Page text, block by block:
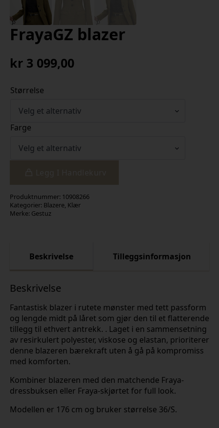
FrayaGZ blazer
kr 3 099,00
Størrelse
Farge
Produktnummer: 10908266
Kategorier: Blazere Klær
Merke: Gestuz
Beskrivelse Tilleggsinformasjon
Beskrivelse
Fantastisk blazer i rutete mønster med tett passform
og lengde midt på låret som gjør den til et flatterende
tillegg til ethvert antrekk. . Laget i en sammensetning
av resirkulert polyester, viskose og elastan, prioriterer
denne blazeren bærekraft uten å gå på kompromiss
med komforten.
Kombiner blazeren med den matchende Fraya-
dressbuksen eller Fraya-skjørtet for full look.
Modellen er 176 cm og bruker størrelse 36/S.